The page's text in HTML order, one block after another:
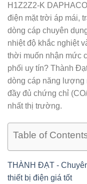
H1Z2Z2-K DAPHACO
điện mặt trời áp mái,
dòng cáp chuyên
nhiệt độ khắc nghiệt
thời muốn nhận mức
phối uy tín? Thành
dòng cáp năng lượng
đầy đủ chứng chỉ
nhất thị trường.
Table of
THÀNH ĐẠT -
thiết bị điện giá tốt